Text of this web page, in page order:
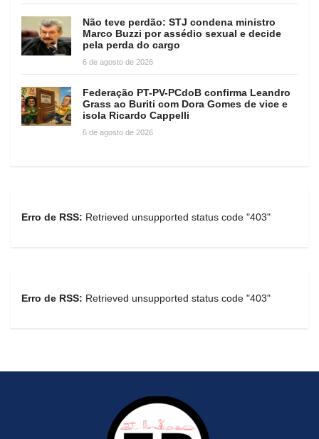
Não teve perdão: STJ condena ministro
Marco Buzzi por assédio sexual e decide
pela perda do cargo
6 de agosto de 2026
Federação PT-PV-PCdoB confirma Leandro
Grass ao Buriti com Dora Gomes de vice e
isola Ricardo Cappelli
6 de agosto de 2026
Erro de RSS: Retrieved unsupported status code "403"
Erro de RSS: Retrieved unsupported status code "403"